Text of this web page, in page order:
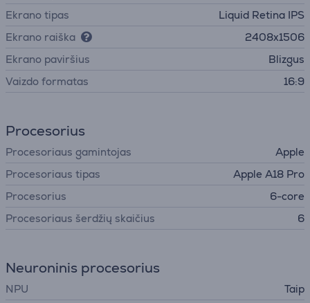
Ekrano tipas
Liquid Retina IPS
Ekrano raiška
2408x1506
Ekrano paviršius
Blizgus
Vaizdo formatas
16:9
Procesorius
Procesoriaus gamintojas
Apple
Procesoriaus tipas
Apple A18 Pro
Procesorius
6-core
Procesoriaus šerdžių skaičius
6
Neuroninis procesorius
NPU Taip